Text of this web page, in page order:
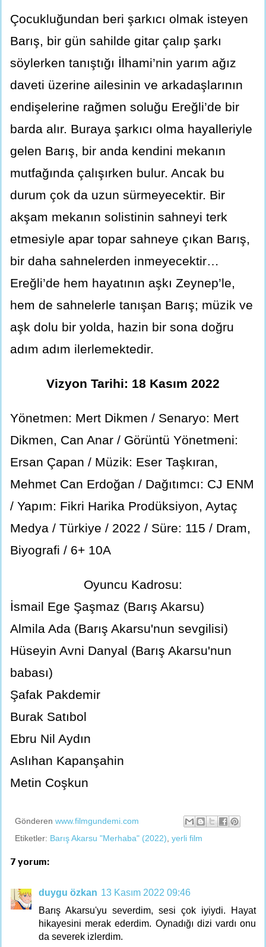
Çocukluğundan beri şarkıcı olmak isteyen
Barış, bir gün sahilde gitar çalıp şarkı
söylerken tanıştığı İlhami’nin yarım ağız
daveti üzerine ailesinin ve arkadaşlarının
endişelerine rağmen soluğu Ereğli’de bir
barda alır. Buraya şarkıcı olma hayalleriyle
gelen Barış, bir anda kendini mekanın
mutfağında çalışırken bulur. Ancak bu
durum çok da uzun sürmeyecektir. Bir
akşam mekanın solistinin sahneyi terk
etmesiyle apar topar sahneye çıkan Barış,
bir daha sahnelerden inmeyecektir…
Ereğli’de hem hayatının aşkı Zeynep’le,
hem de sahnelerle tanışan Barış; müzik ve
aşk dolu bir yolda, hazin bir sona doğru
adım adım ilerlemektedir.
Vizyon Tarihi: 18 Kasım 2022
Yönetmen: Mert Dikmen / Senaryo: Mert
Dikmen, Can Anar / Görüntü Yönetmeni:
Ersan Çapan / Müzik: Eser Taşkıran,
Mehmet Can Erdoğan / Dağıtımcı: CJ ENM
/ Yapım: Fikri Harika Prodüksiyon, Aytaç
Medya / Türkiye / 2022 / Süre: 115 / Dram,
Biyografi / 6+ 10A
Oyuncu Kadrosu:
İsmail Ege Şaşmaz (Barış Akarsu)
Almila Ada (Barış Akarsu'nun sevgilisi)
Hüseyin Avni Danyal (Barış Akarsu'nun
babası)
Şafak Pakdemir
Burak Satıbol
Ebru Nil Aydın
Aslıhan Kapanşahin
Metin Coşkun
Gönderen www.filmgundemi.com
Etiketler: Barış Akarsu "Merhaba" (2022) yerli film
7 yorum:
duygu özkan 13 Kasım 2022 09:46
Barış Akarsu'yu severdim, sesi çok iyiydi. Hayat
hikayesini merak ederdim. Oynadığı dizi vardı onu
da severek izlerdim.